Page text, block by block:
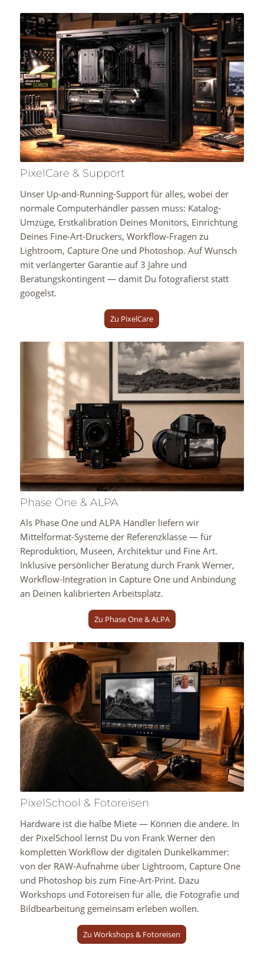
PixelCare & Support
Unser Up-and-Running-Support für alles, wobei der
normale Computerhändler passen muss: Katalog-
Umzüge, Erstkalibration Deines Monitors, Einrichtung
Deines Fine-Art-Druckers, Workflow-Fragen zu
Lightroom, Capture One und Photoshop. Auf Wunsch
mit verlängerter Garantie auf 3 Jahre und
Beratungskontingent — damit Du fotografierst statt
googelst.
Zu PixelCare
Phase One & ALPA
Als Phase One und ALPA Händler liefern wir
Mittelformat-Systeme der Referenzklasse — für
Reproduktion, Museen, Architektur und Fine Art.
Inklusive persönlicher Beratung durch Frank Werner,
Workflow-Integration in Capture One und Anbindung
an Deinen kalibrierten Arbeitsplatz.
Zu Phase One & ALPA
PixelSchool & Fotoreisen
Hardware ist die halbe Miete — Können die andere. In
der PixelSchool lernst Du von Frank Werner den
kompletten Workflow der digitalen Dunkelkammer:
von der RAW-Aufnahme über Lightroom, Capture One
und Photoshop bis zum Fine-Art-Print. Dazu
Workshops und Fotoreisen für alle, die Fotografie und
Bildbearbeitung gemeinsam erleben wollen.
Zu Workshops & Fotoreisen